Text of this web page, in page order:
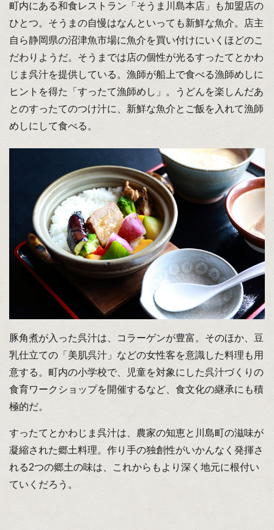
町内にある和食レストラン「そうま川島本店」も加盟店の
ひとつ。そうまの自慢はなんといっても新鮮な魚介。店主
自ら静岡県の沼津魚市場に魚介を買い付けにいくほどのこ
だわりようだ。そうまでは店の個性が光るすったてとかわ
じま呉汁を提供している。漁師が船上で食べる漁師めしに
ヒントを得た「すったて漁師めし」。うどんを楽しんだあ
とのすったてのつけ汁に、新鮮な魚介とご飯を入れて漁師
めしにして食べる。
豚角煮が入った呉汁は、コラーゲンが豊富。そのほか、豆
乳仕立ての「美肌呉汁」などの女性客を意識した料理も用
意する。町内の小学校で、児童を対象にした呉汁づくりの
食育ワークショップを開催するなど、食文化の継承にも積
極的だ。
すったてとかわじま呉汁は、農家の知恵と川島町の滋味が
凝縮された郷土料理。作り手の独創性がいかんなく発揮さ
れる2つの郷土の味は、これからもより深く地元に根付い
ていくだろう。